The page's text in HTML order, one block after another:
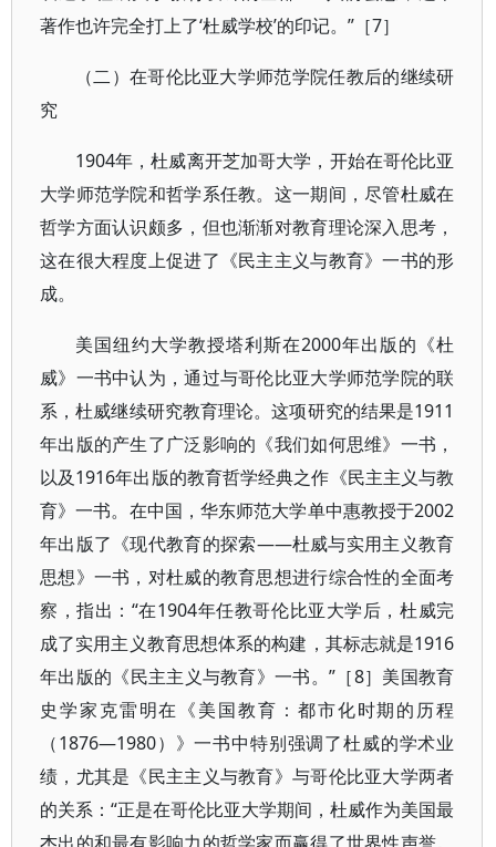
著作也许完全打上了‘杜威学校’的印记。”［7］
（二）在哥伦比亚大学师范学院任教后的继续研
究
1904年，杜威离开芝加哥大学，开始在哥伦比亚
大学师范学院和哲学系任教。这一期间，尽管杜威在
哲学方面认识颇多，但也渐渐对教育理论深入思考，
这在很大程度上促进了《民主主义与教育》一书的形
成。
美国纽约大学教授塔利斯在2000年出版的《杜
威》一书中认为，通过与哥伦比亚大学师范学院的联
系，杜威继续研究教育理论。这项研究的结果是1911
年出版的产生了广泛影响的《我们如何思维》一书，
以及1916年出版的教育哲学经典之作《民主主义与教
育》一书。在中国，华东师范大学单中惠教授于2002
年出版了《现代教育的探索——杜威与实用主义教育
思想》一书，对杜威的教育思想进行综合性的全面考
察，指出：“在1904年任教哥伦比亚大学后，杜威完
成了实用主义教育思想体系的构建，其标志就是1916
年出版的《民主主义与教育》一书。”［8］美国教育
史学家克雷明在《美国教育：都市化时期的历程
（1876—1980）》一书中特别强调了杜威的学术业
绩，尤其是《民主主义与教育》与哥伦比亚大学两者
的关系：“正是在哥伦比亚大学期间，杜威作为美国最